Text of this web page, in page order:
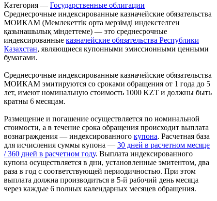
Категория — Государственные облигации
Среднесрочные индексированные казначейские обязательства
МОИКАМ (Мемлекеттік орта мерзімді индекстелген
қазынашылық міндеттеме) — это среднесрочные
индексированные казначейские обязательства Республики
Казахстан, являющиеся купонными эмиссионными ценными
бумагами.
Среднесрочные индексированные казначейские обязательства
МОИКАМ эмитируются со сроками обращения от 1 года до 5
лет, имеют номинальную стоимость 1000 KZT и должны быть
кратны 6 месяцам.
Размещение и погашение осуществляется по номинальной
стоимости, а в течение срока обращения происходит выплата
вознаграждения — индексированного купона. Расчетная база
для исчисления суммы купона — 30 дней в расчетном месяце
/ 360 дней в расчетном году. Выплата индексированного
купона осуществляется в дни, установленные эмитентом, два
раза в год с соответствующей периодичностью. При этом
выплата должна производиться в 5-й рабочий день месяца
через каждые 6 полных календарных месяцев обращения.